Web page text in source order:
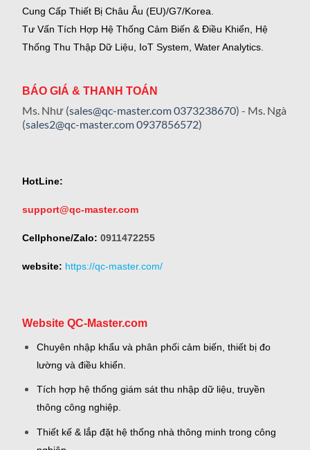
Cung Cấp Thiết Bị Châu Âu (EU)/G7/Korea.
Tư Vấn Tích Hợp Hệ Thống Cảm Biến & Điều Khiển, Hệ
Thống Thu Thập Dữ Liệu, IoT System, Water Analytics.
BÁO GIÁ & THANH TOÁN
Ms. Như (sales@qc-master.com0373238670) - Ms. Ngà
(sales2@qc-master.com0937856572)
HotLine:
support@qc-master.com
Cellphone/Zalo: 0911472255
website: https://qc-master.com/
Website QC-Master.com
Chuyên nhập khẩu và phân phối cảm biến, thiết bị đo
lường và điều khiển.
Tích hợp hệ thống giám sát thu nhập dữ liệu, truyền
thông công nghiệp.
Thiết kế & lắp đặt hệ thống nhà thông minh trong công